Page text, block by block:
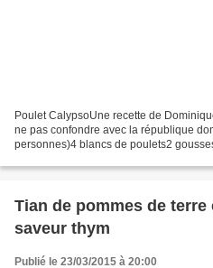
Poulet CalypsoUne recette de
ne pas confondre avec la république
personnes)4 blancs de poulets2
Tian de pommes de
saveur thym
Publié le 23/03/2015 à 20:00